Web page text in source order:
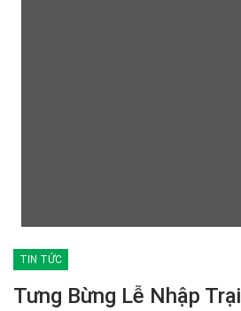
TIN TỨC
Tưng Bừng Lễ Nhập Trại